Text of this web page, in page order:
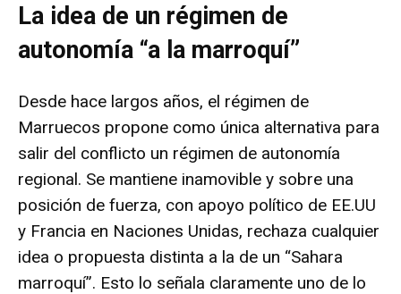
La idea de un régimen de
autonomía “a la marroquí”
Desde hace largos años, el régimen de
Marruecos propone como única alternativa para
salir del conflicto un régimen de autonomía
regional. Se mantiene inamovible y sobre una
posición de fuerza, con apoyo político de EE.UU
y Francia en Naciones Unidas, rechaza cualquier
idea o propuesta distinta a la de un “Sahara
marroquí”. Esto lo señala claramente uno de lo